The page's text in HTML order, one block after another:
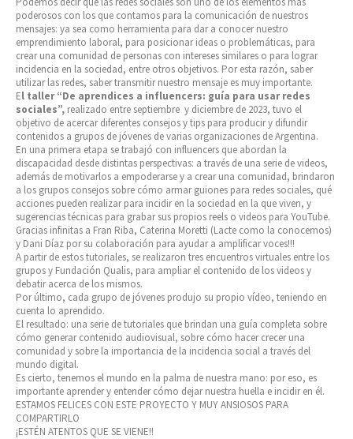
poderosos con los que contamos para la comunicación de nuestros
mensajes: ya sea como herramienta para dar a conocer nuestro
emprendimiento laboral, para posicionar ideas o problemáticas, para
crear una comunidad de personas con intereses similares o para lograr
incidencia en la sociedad, entre otros objetivos. Por esta razón, saber
utilizar las redes, saber transmitir nuestro mensaje es muy importante.
El taller “De aprendices a influencers: guía para usar redes
sociales”, realizado entre septiembre y diciembre de 2023, tuvo el
objetivo de acercar diferentes consejos y tips para producir y difundir
contenidos a grupos de jóvenes de varias organizaciones de Argentina.
En una primera etapa se trabajó con influencers que abordan la
discapacidad desde distintas perspectivas: a través de una serie de videos,
además de motivarlos a empoderarse y a crear una comunidad, brindaron
a los grupos consejos sobre cómo armar guiones para redes sociales, qué
acciones pueden realizar para incidir en la sociedad en la que viven, y
sugerencias técnicas para grabar sus propios reels o videos para YouTube.
Gracias infinitas a Fran Riba, Caterina Moretti (Lacte como la conocemos)
y Dani Díaz por su colaboración para ayudar a amplificar voces!!!
A partir de estos tutoriales, se realizaron tres encuentros virtuales entre los
grupos y Fundación Qualis, para ampliar el contenido de los videos y
debatir acerca de los mismos.
Por último, cada grupo de jóvenes produjo su propio vídeo, teniendo en
cuenta lo aprendido.
El resultado: una serie de tutoriales que brindan una guía completa sobre
cómo generar contenido audiovisual, sobre cómo hacer crecer una
comunidad y sobre la importancia de la incidencia social a través del
mundo digital.
Es cierto, tenemos el mundo en la palma de nuestra mano: por eso, es
importante aprender y entender cómo dejar nuestra huella e incidir en él.
ESTAMOS FELICES CON ESTE PROYECTO Y MUY ANSIOSOS PARA
COMPARTIRLO
¡ESTÉN ATENTOS QUE SE VIENE!!